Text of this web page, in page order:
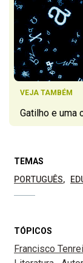
VEJA TAMBÉM
Gatilho e uma
TEMAS
PORTUGUÊS
TÓPICOS
Francisco